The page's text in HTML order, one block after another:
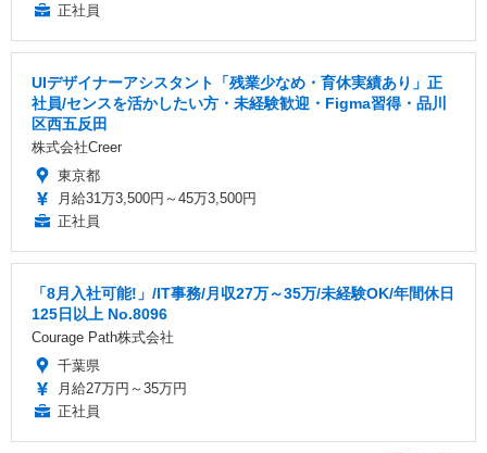
正社員
UIデザイナーアシスタント「残業少なめ・育休実績あり」正
社員/センスを活かしたい方・未経験歓迎・Figma習得・品川
区西五反田
株式会社Creer
東京都
月給31万3,500円～45万3,500円
正社員
「8月入社可能!」/IT事務/月収27万～35万/未経験OK/年間休日
125日以上 No.8096
Courage Path株式会社
千葉県
月給27万円～35万円
正社員